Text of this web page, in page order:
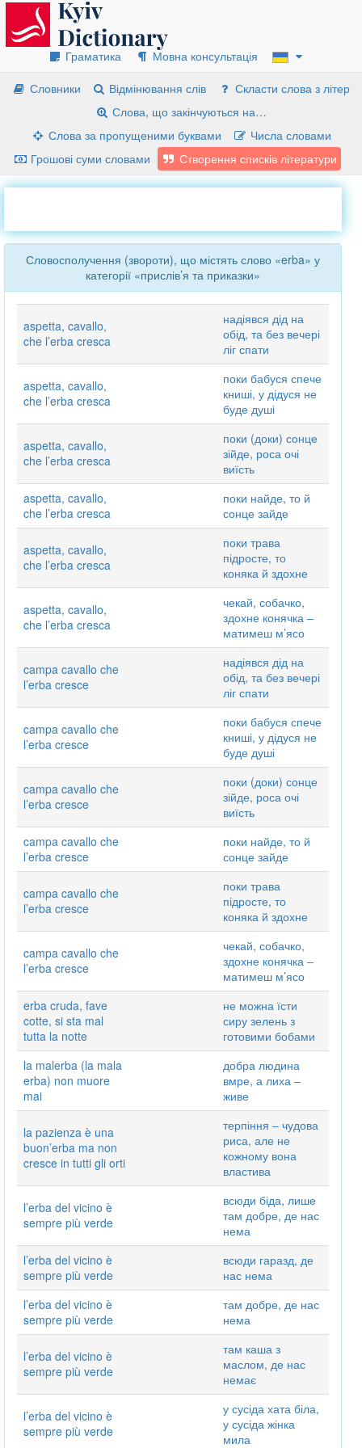
Граматика
Мовна консультація
Словники
Відмінювання слів
Скласти слова з літер
Слова, що закінчуються на…
Слова за пропущеними буквами
Числа словами
Грошові суми словами
Створення списків літератури
Словосполучення (звороти), що містять слово «erba» у
категорії «прислів’я та приказки»
aspetta, cavallo,
che l’erba cresca
надіявся дід на
обід, та без вечері
ліг спати
aspetta, cavallo,
che l’erba cresca
поки бабуся спече
книші, у дідуся не
буде душі
aspetta, cavallo,
che l’erba cresca
поки (доки) сонце
зійде, роса очі
виїсть
aspetta, cavallo,
che l’erba cresca
поки найде, то й
сонце зайде
aspetta, cavallo,
che l’erba cresca
поки трава
підросте, то
коняка й здохне
aspetta, cavallo,
che l’erba cresca
чекай, собачко,
здохне конячка ‒
матимеш м’ясо
campa cavallo che
l’erba cresce
надіявся дід на
обід, та без вечері
ліг спати
campa cavallo che
l’erba cresce
поки бабуся спече
книші, у дідуся не
буде душі
campa cavallo che
l’erba cresce
поки (доки) сонце
зійде, роса очі
виїсть
campa cavallo che
l’erba cresce
поки найде, то й
сонце зайде
campa cavallo che
l’erba cresce
поки трава
підросте, то
коняка й здохне
campa cavallo che
l’erba cresce
чекай, собачко,
здохне конячка ‒
матимеш м’ясо
erba cruda, fave
cotte, si sta mal
tutta la notte
не можна їсти
сиру зелень з
готовими бобами
la malerba (la mala
erba) non muore
mai
добра людина
вмре, а лиха ‒
живе
la pazienza è una
buon’erba ma non
cresce in tutti gli orti
терпіння ‒ чудова
риса, але не
кожному вона
властива
l’erba del vicino è
sempre più verde
всюди біда, лише
там добре, де нас
нема
l’erba del vicino è
sempre più verde
всюди гаразд, де
нас нема
l’erba del vicino è
sempre più verde
там добре, де нас
нема
l’erba del vicino è
sempre più verde
там каша з
маслом, де нас
немає
l’erba del vicino è
sempre più verde
у сусіда хата біла,
у сусіда жінка
мила